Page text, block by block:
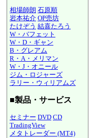
相場師朗 石原順
岩本祐介 OP売坊
たけぞう 結喜たろう
W・バフェット
W・D・ギャン
B・グレアム
R・A・メリマン
W・J・オニール
ジム・ロジャーズ
ラリー・ウィリアムズ
■製品・サービス
セミナー DVD CD
TradingView
メタトレーダー (MT4)